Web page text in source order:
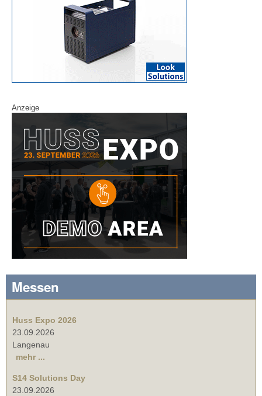
Anzeige
Messen
Huss Expo 2026
23.09.2026
Langenau
mehr ...
S14 Solutions Day
23.09.2026